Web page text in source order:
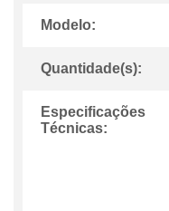
Modelo:
Quantidade(s):
Especificações
Técnicas: